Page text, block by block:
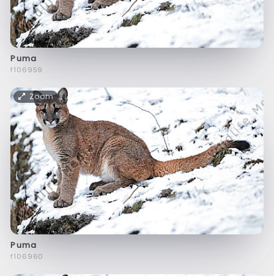
Puma
f106959
Zoom
Puma
f106960